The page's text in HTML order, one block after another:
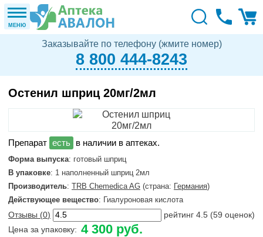
МЕНЮ
Заказывайте по телефону (жмите номер)
8 800 444-8243
Остенил шприц 20мг/2мл
в наличии в аптеках.
Форма выпуска: готовый шприц
В упаковке: 1 наполненный шприц 2мл
Производитель: TRB Chemedica AG (страна: Германия)
Действующее вещество: Гиалуроновая кислота
Отзывы (0) рейтинг 4.5 (59 оценок)
Цена за упаковку: 4 300 руб.